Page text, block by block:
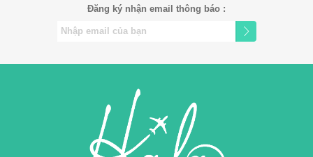
Đăng ký nhận email thông báo :